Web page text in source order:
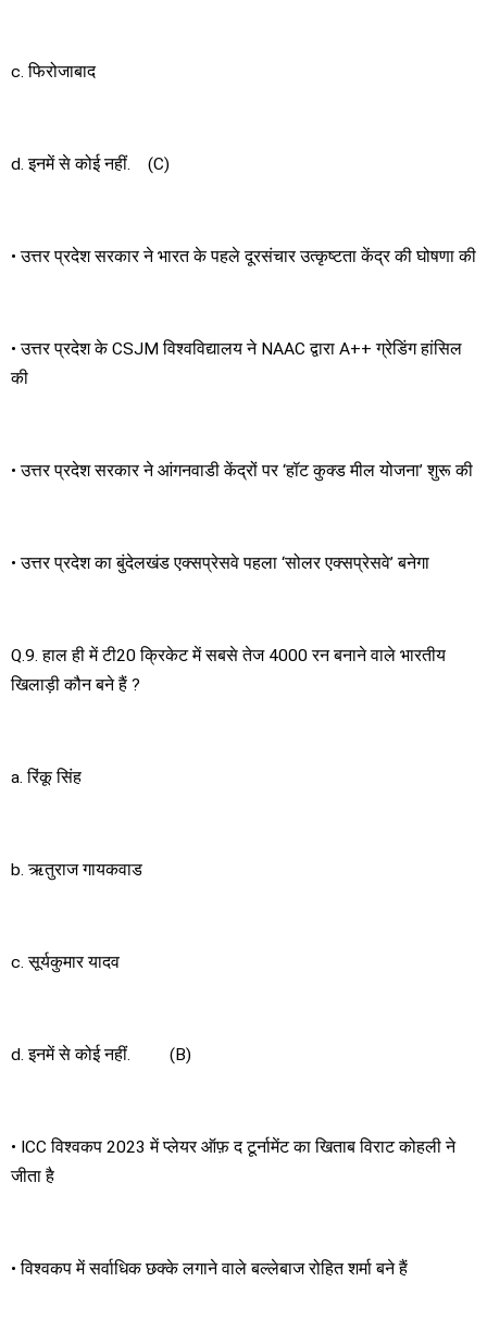
c. फिरोजाबाद
d. इनमें से कोई नहीं. (C)
• उत्तर प्रदेश सरकार ने भारत के पहले दूरसंचार उत्कृष्टता केंद्र की घोषणा की
• उत्तर प्रदेश के CSJM विश्वविद्यालय ने NAAC द्वारा A++ ग्रेडिंग हांसिल
की
• उत्तर प्रदेश सरकार ने आंगनवाडी केंद्रों पर ‘हॉट कुक्ड मील योजना’ शुरू की
• उत्तर प्रदेश का बुंदेलखंड एक्सप्रेसवे पहला ‘सोलर एक्सप्रेसवे’ बनेगा
Q.9. हाल ही में टी20 क्रिकेट में सबसे तेज 4000 रन बनाने वाले भारतीय
खिलाड़ी कौन बने हैं ?
a. रिंकू सिंह
b. ऋतुराज गायकवाड
c. सूर्यकुमार यादव
d. इनमें से कोई नहीं. (B)
• ICC विश्वकप 2023 में प्लेयर ऑफ़ द टूर्नामेंट का खिताब विराट कोहली ने
जीता है
• विश्वकप में सर्वाधिक छक्के लगाने वाले बल्लेबाज रोहित शर्मा बने हैं